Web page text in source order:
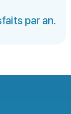
par an.